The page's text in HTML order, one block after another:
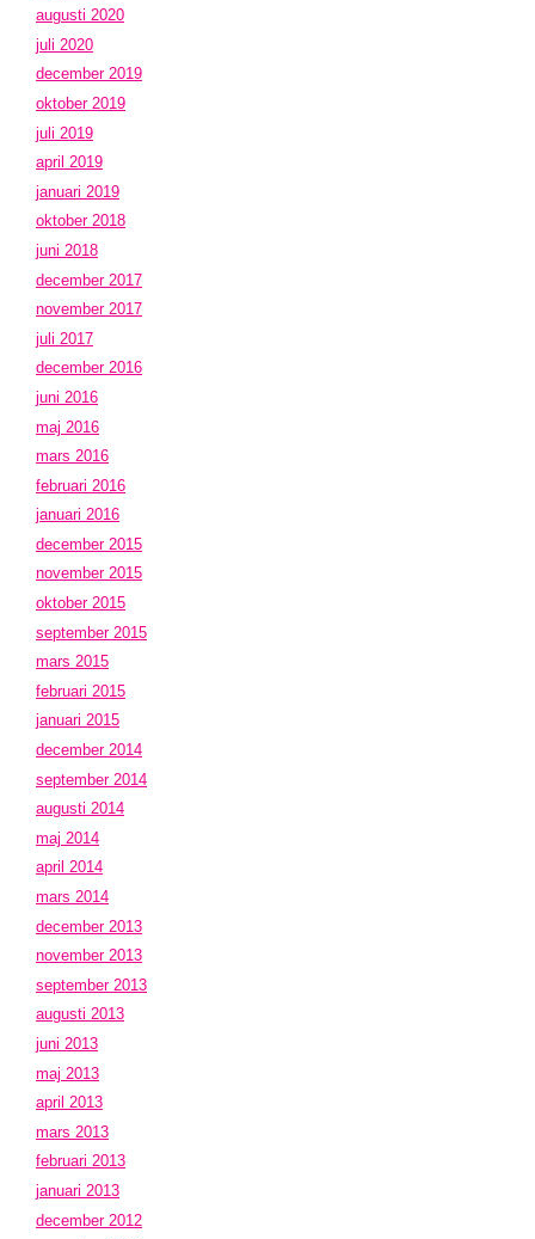
augusti 2020
juli 2020
december 2019
oktober 2019
juli 2019
april 2019
januari 2019
oktober 2018
juni 2018
december 2017
november 2017
juli 2017
december 2016
juni 2016
maj 2016
mars 2016
februari 2016
januari 2016
december 2015
november 2015
oktober 2015
september 2015
mars 2015
februari 2015
januari 2015
december 2014
september 2014
augusti 2014
maj 2014
april 2014
mars 2014
december 2013
november 2013
september 2013
augusti 2013
juni 2013
maj 2013
april 2013
mars 2013
februari 2013
januari 2013
december 2012